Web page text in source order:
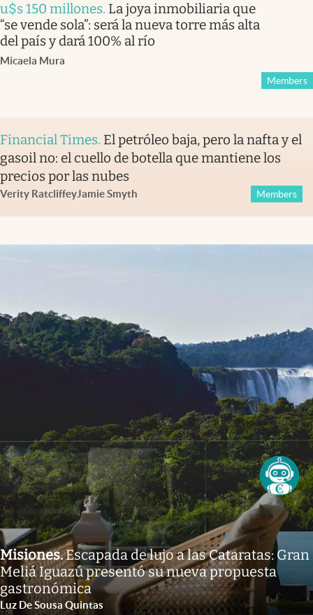
u$s 150 millones. La joya inmobiliaria que
“se vende sola”: será la nueva torre más alta
del país y dará 100% al río
Micaela Mura
Members
Financial Times. El petróleo baja, pero la nafta y el
gasoil no: el cuello de botella que mantiene los
precios por las nubes
Verity RatcliffeyJamie Smyth Members
Misiones.Escapada de lujo a las Cataratas: Gran
Meliá Iguazú presentó su nueva propuesta
gastronómica
Luz De Sousa Quintas